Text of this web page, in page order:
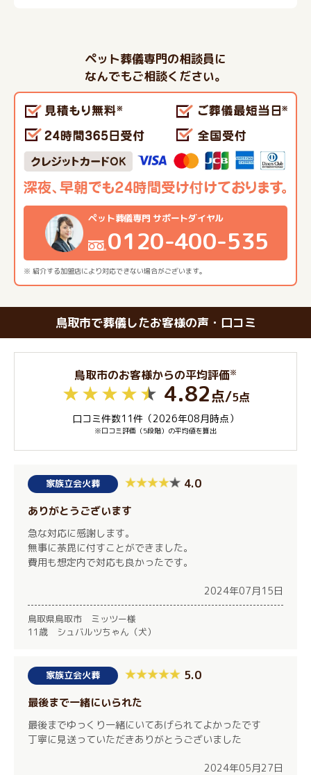
ペット葬儀専門の相談員に
なんでもご相談ください。
※ 紹介する加盟店により対応できない場合がございます。
ペット葬儀専門 サポートダイヤル
0120-400-535
鳥取市で葬儀したお客様の声・口コミ
鳥取市のお客様からの平均評価※
4.82点/5点
口コミ件数11件（2026年08月時点）
※口コミ評価（5段階）の平均値を算出
家族立会火葬 4.0
ありがとうございます
急な対応に感謝します。
無事に荼毘に付すことができました。
費用も想定内で対応も良かったです。
2024年07月15日
鳥取県鳥取市 ミッツー様
11歳 シュバルツちゃん（犬）
家族立会火葬 5.0
最後まで一緒にいられた
最後までゆっくり一緒にいてあげられてよかったです
丁寧に見送っていただきありがとうございました
2024年05月27日